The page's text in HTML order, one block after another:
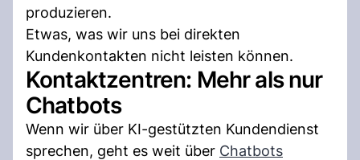
produzieren.
Etwas, was wir uns bei direkten
Kundenkontakten nicht leisten können.
Kontaktzentren: Mehr als nur
Chatbots
Wenn wir über KI-gestützten Kundendienst
sprechen, geht es weit über Chatbots